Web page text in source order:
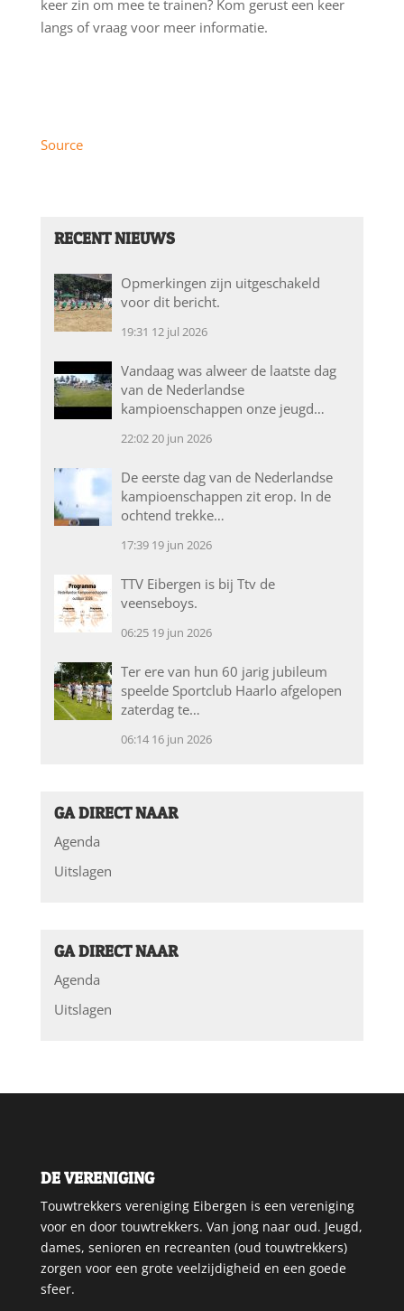
keer zin om mee te trainen? Kom gerust een keer
langs of vraag voor meer informatie.
Source
RECENT NIEUWS
Opmerkingen zijn uitgeschakeld
voor dit bericht.
19:31 12 jul 2026
Vandaag was alweer de laatste dag
van de Nederlandse
kampioenschappen onze jeugd…
22:0220 jun 2026
De eerste dag van de Nederlandse
kampioenschappen zit erop. In de
ochtend trekke…
17:39 19 jun 2026
TTV Eibergen is bij Ttv de
veenseboys.
06:25 19 jun 2026
Ter ere van hun 60 jarig jubileum
speelde Sportclub Haarlo afgelopen
zaterdag te…
06:14 16 jun 2026
GA DIRECT NAAR
Agenda
Uitslagen
GA DIRECT NAAR
Agenda
Uitslagen
DE VERENIGING
Touwtrekkers vereniging Eibergen is een vereniging
voor en door touwtrekkers. Van jong naar oud. Jeugd,
dames, senioren en recreanten (oud touwtrekkers)
zorgen voor een grote veelzijdigheid en een goede
sfeer.